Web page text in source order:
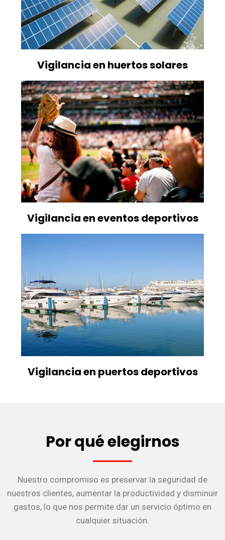
Vigilancia en huertos solares
Vigilancia en eventos deportivos
Vigilancia en puertos deportivos
Por qué elegirnos
Nuestro compromiso es preservar la seguridad de
nuestros clientes, aumentar la productividad y disminuir
gastos, lo que nos permite dar un servicio óptimo en
cualquier situación.